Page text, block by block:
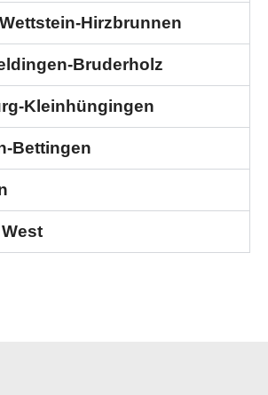
Hirzbrunnen
Bruderholz
Kleinhüngingen
Bettingen